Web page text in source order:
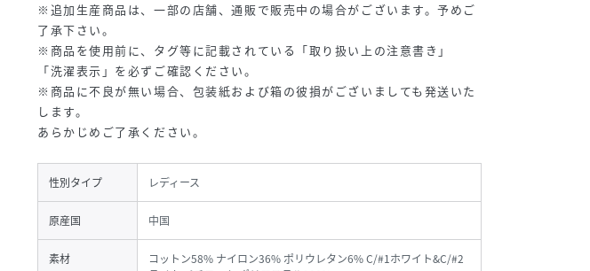
※追加生産商品は、一部の店舗、通販で販売中の場合がございます。予めご
了承下さい。
※商品を使用前に、タグ等に記載されている「取り扱い上の注意書き」
「洗濯表示」を必ずご確認ください。
※商品に不良が無い場合、包装紙および箱の彼損がございましても発送いた
します。
あらかじめご了承ください。
性別タイプ レディース
原産国 中国
素材
コットン58% ナイロン36% ポリウレタン6% C/#1ホワイト&C/#2